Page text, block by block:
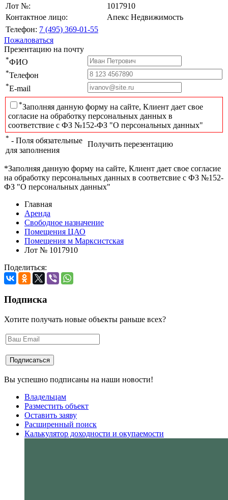
Лот №:
1017910
Контактное лицо:
Апекс Недвижимость
Телефон: 7 (495) 369-01-55
Пожаловаться
Презентацию на почту
*ФИО
*Телефон
*E-mail
*Заполняя данную форму на сайте, Клиент дает свое
согласие на обработку персональных данных в
соответствие с ФЗ №152-ФЗ "О персональных данных"
* - Поля обязательные
для заполнения
Получить перезентацию
*Заполняя данную форму на сайте, Клиент дает свое согласие
на обработку персональных данных в соответсвие с ФЗ №152-
ФЗ "О персональных данных"
Главная
Аренда
Свободное назначение
Помещения ЦАО
Помещения м Марксистская
Лот № 1017910
Поделиться:
Подписка
Хотите получать новые объекты раньше всех?
Вы успешно подписаны на наши новости!
Владельцам
Разместить объект
Оставить заяву
Расширенный поиск
Калькулятор доходности и окупаемости